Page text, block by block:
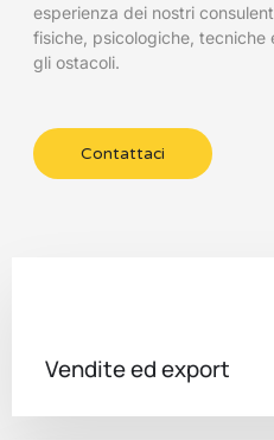
esperienza dei nostri
fisiche, psicologiche, tecniche
gli ostacoli.
Contattaci
Vendite ed export